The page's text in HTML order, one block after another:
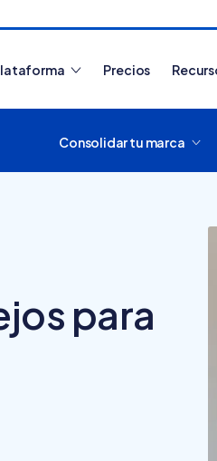
Precios
Tiendanube?
Consolidar tu marca
para